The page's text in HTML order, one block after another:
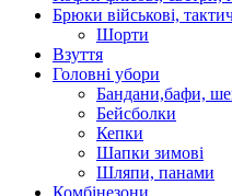
Брюки військові,
Шорти
Взуття
Головні убори
Бандани,бафи,
Бейсболки
Кепки
Шапки зимові
Шляпи, панами
Комбінезони